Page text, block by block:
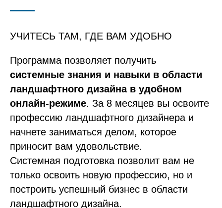
УЧИТЕСЬ ТАМ, ГДЕ ВАМ УДОБНО
Программа позволяет получить
системные знания и навыки в области
ландшафтного дизайна в удобном
онлайн-режиме. За 8 месяцев вы освоите
профессию ландшафтного дизайнера и
начнете заниматься делом, которое
приносит вам удовольствие.
Системная подготовка позволит вам не
только освоить новую профессию, но и
построить успешный бизнес в области
ландшафтного дизайна.